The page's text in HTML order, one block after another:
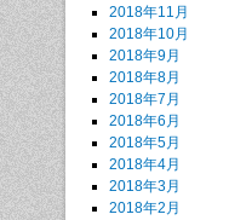
2018年11月
2018年10月
2018年9月
2018年8月
2018年7月
2018年6月
2018年5月
2018年4月
2018年3月
2018年2月